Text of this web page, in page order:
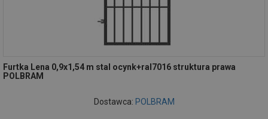
Furtka Lena 0,9x1,54 m stal ocynk+ral7016 struktura prawa
POLBRAM
Dostawca: POLBRAM